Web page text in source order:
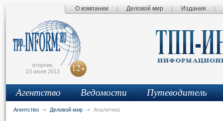
О компании Деловой мир Издания
вторник,
23 июля 2013
12+
Агентство Ведомости Путеводитель
Агентство Деловой мир Аналитика